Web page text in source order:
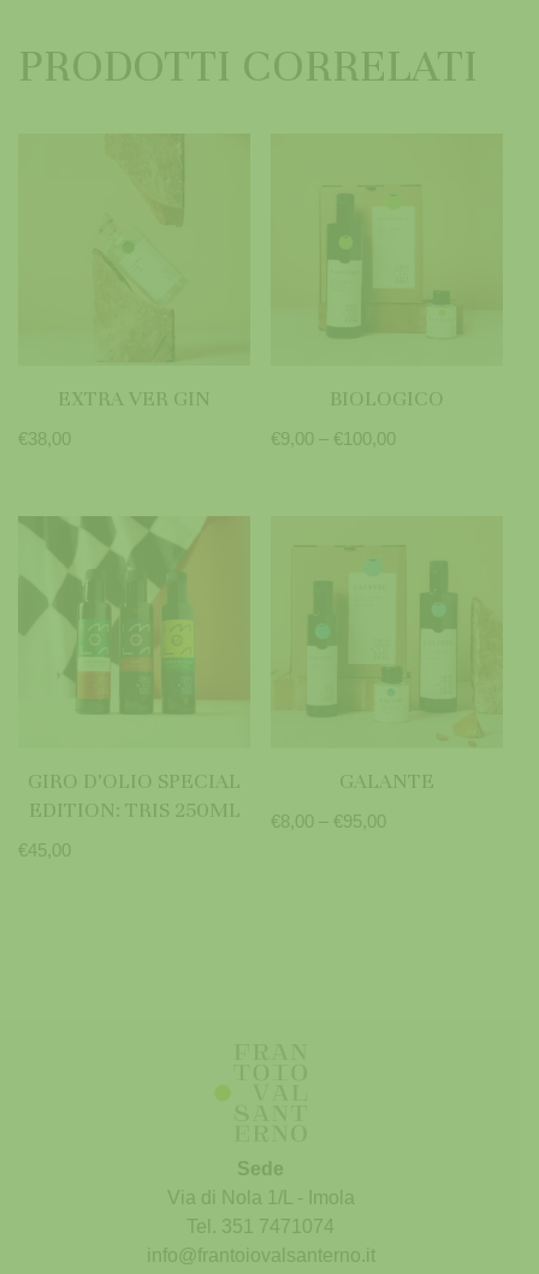
PRODOTTI CORRELATI
EXTRA VER GIN
€38,00
BIOLOGICO
€9,00 – € 100,00
GIRO D’OLIO SPECIAL
EDITION: TRIS 250ML
€45,00
GALANTE
€8,00 – €95,00
Sede
Via di Nola 1/L - Imola
Tel. 351 7471074
info@frantoiovalsanterno.it